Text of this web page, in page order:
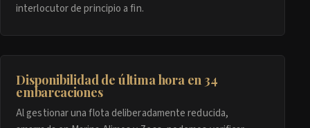
interlocutor de principio a fin.
Disponibilidad de última hora en 34
embarcaciones
Al gestionar una flota deliberadamente reducida,